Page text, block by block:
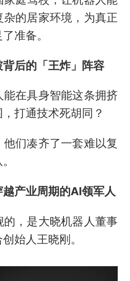
的居家环境，为真正
准备。
后的「王炸」阵容
在具身智能这条拥挤
打通技术死胡同？
们凑齐了一套难以复
产业周期的AI领军人
，是大晓机器人董事
始人王晓刚。